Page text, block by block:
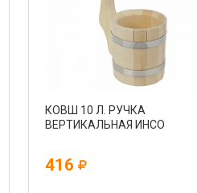
КОВШ 10 Л. РУЧКА
ВЕРТИКАЛЬНАЯ ИНСО
416